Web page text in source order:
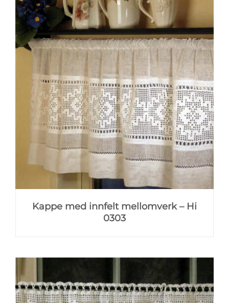
Kappe med innfelt mellomverk – Hi
0303